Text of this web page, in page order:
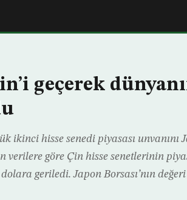
geçerek
ikinci hisse senedi piyasası unvanını
verilere göre Çin hisse senetlerinin
geriledi. Japon Borsası’nın